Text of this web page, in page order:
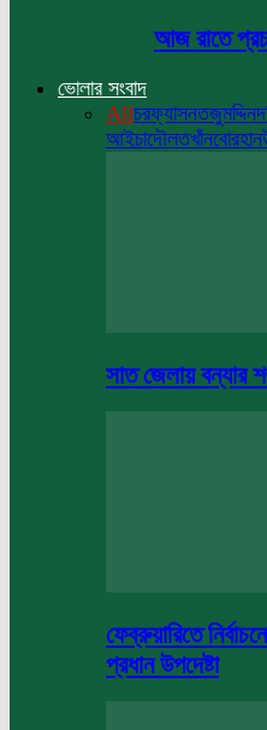
আজ রাতে
ভোলার সংবাদ
Allচরফ্যাসনতজুমদ্দিন
আইচাদৌলতখাঁন
সাত জেলায় বন্যার
ফেব্রুয়ারিতে
প্রধান উপদেষ্টা